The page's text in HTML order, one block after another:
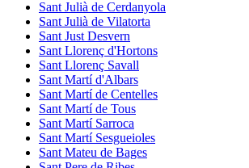
Sant Julià de Cerdanyola
Sant Julià de Vilatorta
Sant Just Desvern
Sant Llorenç d'Hortons
Sant Llorenç Savall
Sant Martí d'Albars
Sant Martí de Centelles
Sant Martí de Tous
Sant Martí Sarroca
Sant Martí Sesgueioles
Sant Mateu de Bages